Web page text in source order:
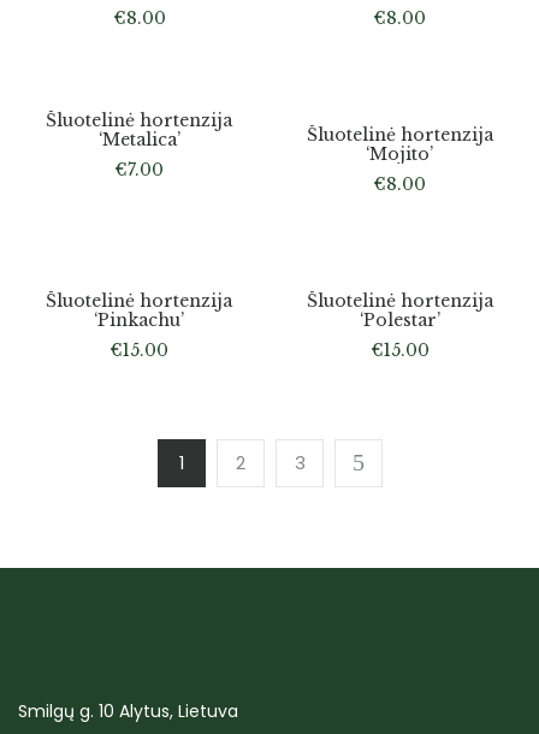
€8.00
€8.00
Šluotelinė hortenzija
‘Metalica’
€7.00
Šluotelinė hortenzija
‘Mojito’
€8.00
Šluotelinė hortenzija
‘Pinkachu’
€15.00
Šluotelinė hortenzija
‘Polestar’
€15.00
1 2 3
Smilgų g. 10 Alytus, Lietuva